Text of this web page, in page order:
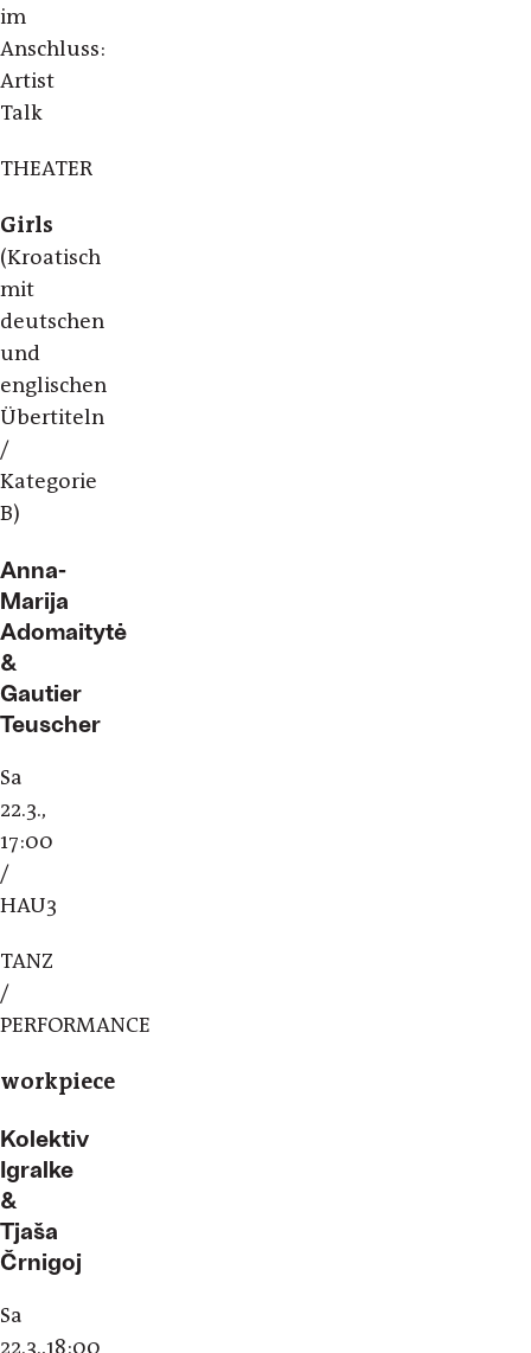
im
Anschluss:
Artist
Talk
THEATER
Girls
(Kroatisch
mit
deutschen
und
englischen
Übertiteln
/
Kategorie
B)
Anna-
Marija
Adomaitytė
&
Gautier
Teuscher
Sa
22.3.,
17:00
/
HAU3
TANZ
/
PERFORMANCE
workpiece
Kolektiv
Igralke
&
Tjaša
Črnigoj
Sa
22.3.,18:00